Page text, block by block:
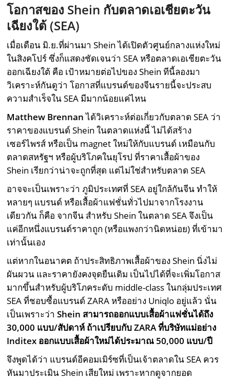
โอกาสของ Shein กับตลาดเอเชียตะวัน
เฉียงใต้ (SEA)
เมื่อเดือน มิ.ย.ที่ผ่านมา Shein ได้เปิดตัวศูนย์กลางแห่งใหม่
ในสิงคโปร์ ซึ่งก็แสดงชัดเจนว่า SEA หรือตลาดเอเชียตะวัน
ออกเฉียงใต้ คือ เป้าหมายต่อไปของ Shein ทีนี้ลองมา
วิเคราะห์กันดูว่า โอกาสที่แบรนด์ของจีนรายนี้จะประสบ
ความสำเร็จใน SEA มีมากน้อยแค่ไหน
Matthew Brennanได้วิเคราะห์ต่อเกี่ยวกับตลาด SEA ว่า
ราคาของแบรนด์ Shein ในตลาดแห่งนี้ ไม่ได้สร้าง
เซอร์ไพรส์ หรือเป็น magnet ใหม่ให้กับแบรนด์ เหมือนกับ
ตลาดสหรัฐฯ หรือผู้บริโภคในยุโรป ที่ราคาเสื้อผ้าของ
Shein เรียกว่าน่าจะถูกที่สุด แต่ไม่ใช่สำหรับตลาด SEA
อาจจะเป็นเพราะว่า ภูมิประเทศที่ SEA อยู่ใกล้กันจีน ทำให้
หลายๆ แบรนด์ หรือเสื้อผ้าแฟชั่นทั่วไปมาจากโรงงาน
เดียวกัน ก็คือ จากจีน สำหรับ Shein ในตลาด SEA จึงเป็น
แค่อีกหนึ่งแบรนด์ราคาถูก (หรือแพงกว่านิดหน่อย) ที่เข้ามา
เท่านั้นเอง
แต่หากในอนาคต ถ้าประสิทธิภาพเสื้อผ้าของ Shein นิ่งไม่
ผันผวน และราคายังคงจุดยืนเดิม เป็นไปได้ที่จะเพิ่มโอกาส
มากขึ้นสำหรับผู้บริโภคระดับ middle-class ในกลุ่มประเทศ
SEA ที่ชอบซื้อแบรนด์ ZARA หรืออย่าง Uniqlo อยู่แล้ว นั่น
เป็นเพราะว่าShein สามารถออกแบบเสื้อผ้าแฟชั่นได้ถึง
30,000 แบบ/สัปดาห์ ถ้าเปรียบกับZARAที่บริษัทแม่อย่าง
Inditex ออกแบบเสื้อผ้าใหม่ได้ประมาณ 50,000 แบบ/ปี
จึงพูดได้ว่า แบรนด์อีคอมเมิร์ซที่เป็นเจ้าตลาดใน SEA ควร
หันมาประเมิน Shein เสียใหม่ เพราะหากดูจากยอด